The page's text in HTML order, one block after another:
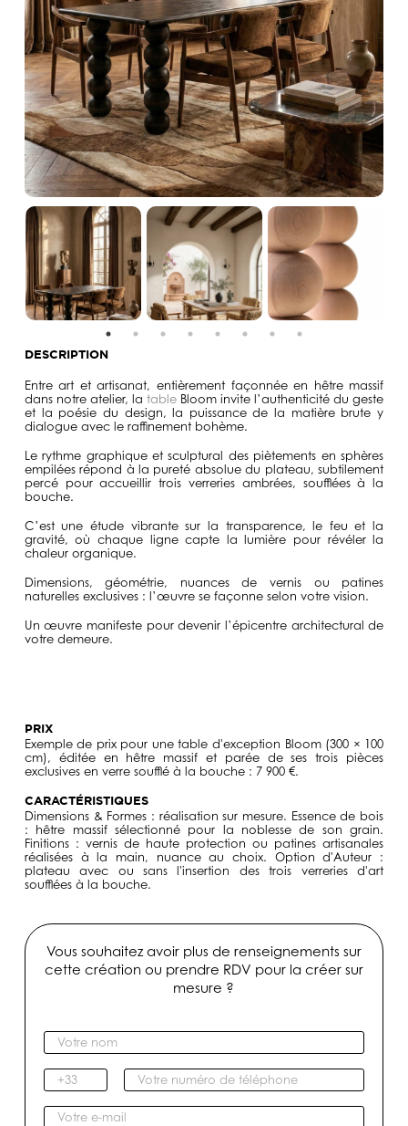
DESCRIPTION
Entre art et artisanat, entièrement façonnée en hêtre massif
dans notre atelier, la table Bloom invite l’authenticité du geste
et la poésie du design, la puissance de la matière brute y
dialogue avec le raffinement bohème.
Le rythme graphique et sculptural des piètements en sphères
empilées répond à la pureté absolue du plateau, subtilement
percé pour accueillir trois verreries ambrées, soufflées à la
bouche.
C’est une étude vibrante sur la transparence, le feu et la
gravité, où chaque ligne capte la lumière pour révéler la
chaleur organique.
Dimensions, géométrie, nuances de vernis ou patines
naturelles exclusives : l’œuvre se façonne selon votre vision.
Un œuvre manifeste pour devenir l’épicentre architectural de
votre demeure.
PRIX
Exemple de prix pour une table d'exception Bloom (300 × 100
cm), éditée en hêtre massif et parée de ses trois pièces
exclusives en verre soufflé à la bouche : 7 900 €.
CARACTÉRISTIQUES
Dimensions & Formes : réalisation sur mesure. Essence de bois
: hêtre massif sélectionné pour la noblesse de son grain.
Finitions : vernis de haute protection ou patines artisanales
réalisées à la main, nuance au choix. Option d'Auteur :
plateau avec ou sans l'insertion des trois verreries d'art
soufflées à la bouche.
Vous souhaitez avoir plus de renseignements sur
cette création ou prendre RDV pour la créer sur
mesure ?
V
o
t
r
e
I
n
d
V
o
t
V